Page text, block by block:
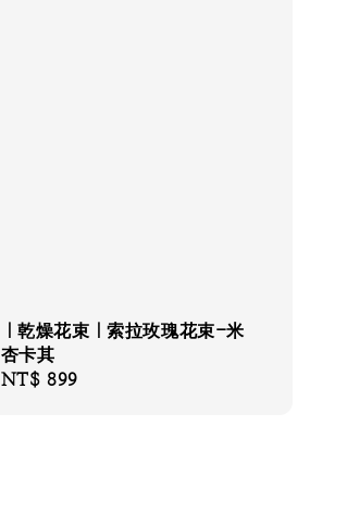
｜乾燥花束｜索拉玫瑰花束-米
杏卡其
Regular
NT$ 899